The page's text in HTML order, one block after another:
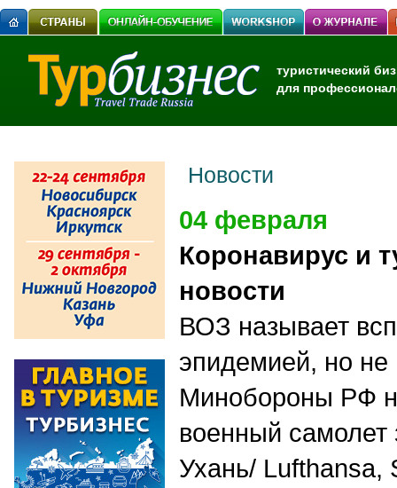
туристический
для
Новости
04 февраля
Коронавирус и
новости
ВОЗ называет
эпидемией, но
Минобороны РФ
военный самолет
Ухань/ Lufthansa,